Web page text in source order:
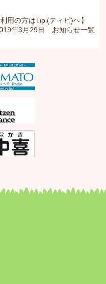
利用の方はTipi(ティピ)へ】
年3月29日 お知らせ一覧